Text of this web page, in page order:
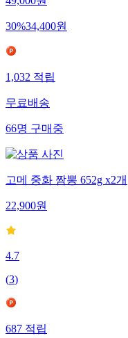
49,000원
30%34,400원
1,032적립
무료배송
66명구매중
고메 중화 짬뽕 652g x2개
22,900원
4.7
(3)
687적립